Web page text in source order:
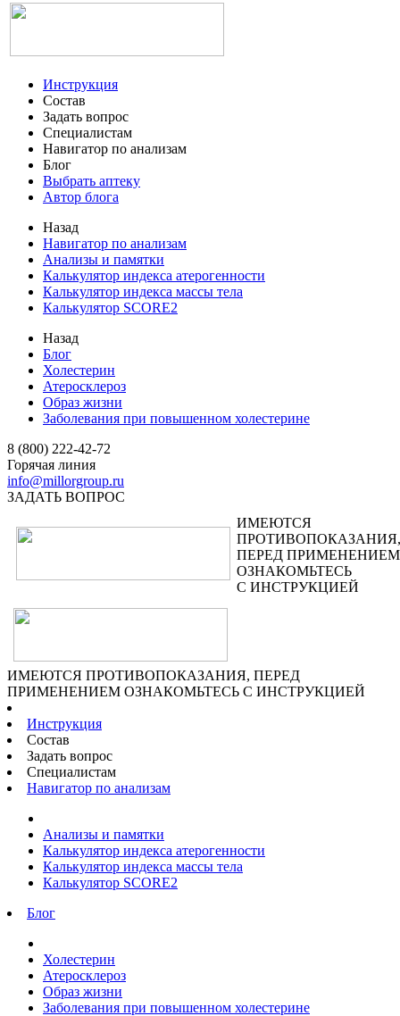
Инструкция
Состав
Задать вопрос
Специалистам
Навигатор по анализам
Блог
Выбрать аптеку
Автор блога
Назад
Навигатор по анализам
Анализы и памятки
Калькулятор индекса атерогенности
Калькулятор индекса массы тела
Калькулятор SCORE2
Назад
Блог
Холестерин
Атеросклероз
Образ жизни
Заболевания при повышенном холестерине
8 (800) 222-42-72
Горячая линия
info@millorgroup.ru
ЗАДАТЬ ВОПРОС
ИМЕЮТСЯ
ПРОТИВОПОКАЗАНИЯ,
ПЕРЕД ПРИМЕНЕНИЕМ
ОЗНАКОМЬТЕСЬ
С ИНСТРУКЦИЕЙ
ИМЕЮТСЯ ПРОТИВОПОКАЗАНИЯ, ПЕРЕД
ПРИМЕНЕНИЕМ ОЗНАКОМЬТЕСЬ С ИНСТРУКЦИЕЙ
Инструкция
Состав
Задать вопрос
Специалистам
Навигатор по анализам
Анализы и памятки
Калькулятор индекса атерогенности
Калькулятор индекса массы тела
Калькулятор SCORE2
Блог
Холестерин
Атеросклероз
Образ жизни
Заболевания при повышенном холестерине